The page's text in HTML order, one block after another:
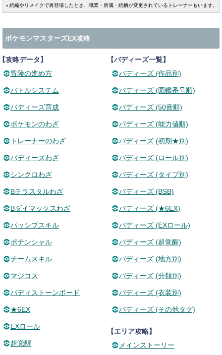
続編やリメイクで再登場したとき、職業・所属・続柄が変更されているトレーナーもいます。
ポケモンマスターズEX攻略
攻略データ】
冒険の進め方
バトルシステム
バディーズ育成
ポケモンのわざ
トレーナーのわざ
バディーズわざ
シンクロわざ
Bテラスタルわざ
Bダイマックスわざ
パッシブスキル
ポテンシャル
チームスキル
マジコス
バディストーンボード
★6EX
EXロール
超覚醒
【バディーズ一覧】
バディーズ (作品別)
バディーズ (図鑑番号順)
バディーズ (50音順)
バディーズ (能力値順)
バディーズ (初期★別)
バディーズ (ロール別)
バディーズ (タイプ別)
バディーズ (BSB)
バディーズ (★6EX)
バディーズ (EXロール)
バディーズ (超覚醒)
バディーズ (地方別)
バディーズ (分類別)
バディーズ (衣装別)
バディーズ (その他タグ)
【エリア攻略】
メインストーリー